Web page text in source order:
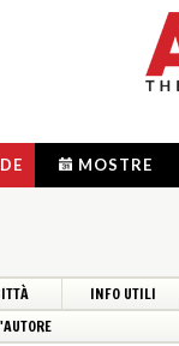
MOSTRE
INFO UTILI